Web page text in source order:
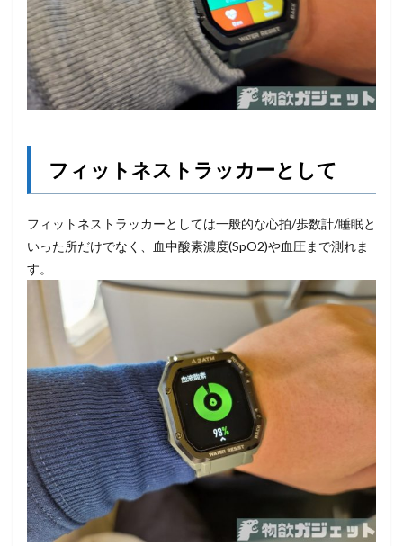
フィットネストラッカーとして
フィットネストラッカーとしては一般的な心拍/歩数計/睡眠と
いった所だけでなく、血中酸素濃度(SpO2)や血圧まで測れま
す。